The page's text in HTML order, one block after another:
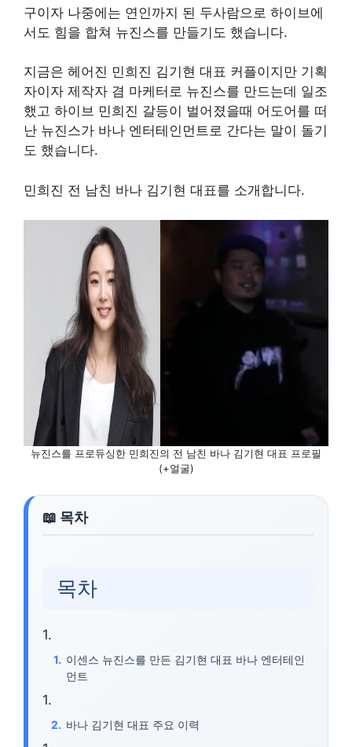
구이자 나중에는 연인까지 된 두사람으로 하이브에
서도 힘을 합쳐 뉴진스를 만들기도 했습니다.
지금은 헤어진 민희진 김기현 대표 커플이지만 기획
자이자 제작자 겸 마케터로 뉴진스를 만드는데 일조
했고 하이브 민희진 갈등이 벌어졌을때 어도어를 떠
난 뉴진스가 바나 엔터테인먼트로 간다는 말이 돌기
도 했습니다.
민희진 전 남친 바나 김기현 대표를 소개합니다.
뉴진스를 프로듀싱한 민희진의 전 남친 바나 김기현 대표 프로필
(+얼굴)
목차
이센스 뉴진스를 만든 김기현 대표 바나 엔터테인
먼트
바나 김기현 대표 주요 이력